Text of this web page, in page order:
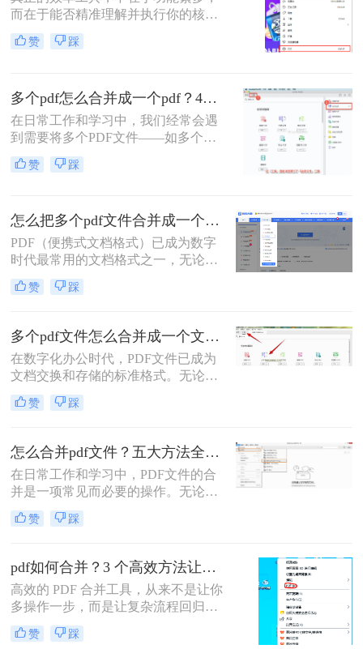
告整合、资料归档、方案提交……每
一次低效的手动处理，都在悄悄吞噬
你的时间与耐心。
而在于能否精准理解并执行你的核心
意图。“小编，快帮帮我！明早汇报
用的方案，十几份PDF还散着，甲方
紧急求助。
赞 踩
多个pdf怎么合并成一个pdf？4种合并pdf方法详解！
在日常工作和学习中，我们经常会遇
到需要将多个PDF文件——如多个章
节的电子书、一系列扫描件、不同来
源的报告或发票——整合为一个单一
然而，面对这一看似简单的任务，许
多用户却不知从何下手，或者使用的
工具不够高效、安全。
赞 踩
怎么把多个pdf文件合并成一个？全面指南与详细方法解析！
PDF（便携式文档格式）已成为数字
时代最常用的文档格式之一，无论是
学术论文、商务报告、电子书还是官
方文件，PDF都能保持原始格式在不
作和学习中，我们常常需要将多个
PDF文件合并成一个，以方便管理、
分享或打印。那么怎么把多个pdf文件
合并成一个呢？本文将全面解析多种
PDF合并方法，帮助您根据具体需求
选择最合适的解决方案。
赞 踩
多个pdf文件怎么合并成一个文件？从新手到高手的完整指南！
在数字化办公时代，PDF文件已成为
文档交换和存储的标准格式。无论是
学术研究、工作报告还是法律文件，
我们经常需要将多个PDF文件整合为
对这一需求时常常感到困惑。那么多
个pdf文件怎么合并成一个文件呢？本
文将详细介绍七种常用且高效的PDF
合并方法，涵盖不同平台、使用场景
和技术水平，助您轻松应对各种PDF
处理需求。
赞 踩
怎么合并pdf文件？五大方法全解析！
在日常工作和学习中，PDF文件的合
并是一项常见而必要的操作。无论是
整理报告、合并多个章节的电子书，
还是将扫描件整合为一份完整文档，
而，面对市场上琳琅满目的工具和方
法，许多用户往往感到困惑：哪种方
法最快捷？哪种最安全？怎么合并pdf
文件=
赞 踩
pdf如何合并？3 个高效方法让办公效率翻倍！
高效的 PDF 合并工具，从来不是让你
多操作一步，而是让复杂流程回归简
单本质。职场中，谁没遇到过需要将
多个 PDF 文件合并的场景？项目报告
赞 踩